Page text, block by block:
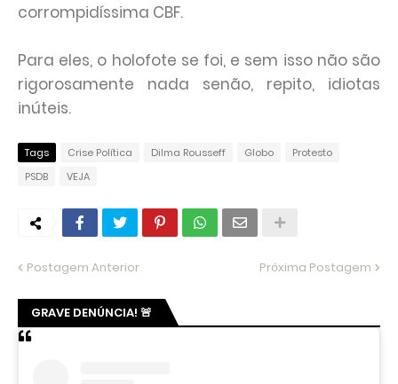
corrompidíssima CBF.
Para eles, o holofote se foi, e sem isso não são
rigorosamente nada senão, repito, idiotas
inúteis.
Tags Crise Política Dilma Rousseff Globo
Protesto
PSDB
VEJA
Postagem Anterior Próxima Postagem
GRAVE DENÚNCIA! 🚨